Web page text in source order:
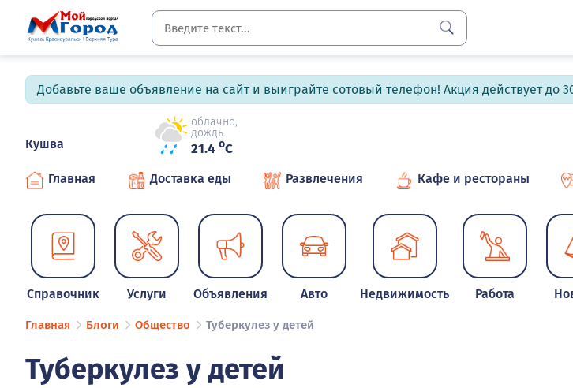
Добавьте ваше объявление на сайт и выиграйте сотовый телефон! Акция действует до
Кушва
облачно,
дождь
21.4 oC
Главная Доставка еды Развлечения Кафе и рестораны
Справочник Услуги Объявления Авто Недвижимость Работа
Главная Блоги Общество Туберкулез у детей
Туберкулез у детей